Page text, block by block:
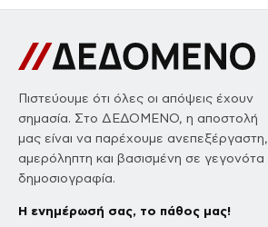
Πιστεύουμε ότι όλες οι απόψεις έχουν
σημασία. Στο ΔΕΔΟΜΕΝΟ, η αποστολή
μας είναι να παρέχουμε ανεπεξέργαστη,
αμερόληπτη και βασισμένη σε γεγονότα
δημοσιογραφία.
Η ενημέρωσή σας, το πάθος μας!